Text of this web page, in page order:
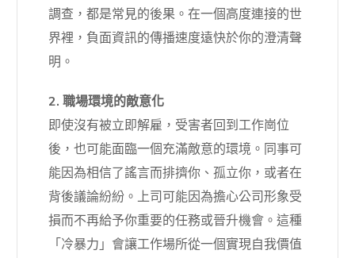
調查，都是常見的後果。在一個高度連接的世
界裡，負面資訊的傳播速度遠快於你的澄清聲
明。
2. 職場環境的敵意化
即使沒有被立即解雇，受害者回到工作崗位
後，也可能面臨一個充滿敵意的環境。同事可
能因為相信了謠言而排擠你、孤立你，或者在
背後議論紛紛。上司可能因為擔心公司形象受
損而不再給予你重要的任務或晉升機會。這種
「冷暴力」會讓工作場所從一個實現自我價值